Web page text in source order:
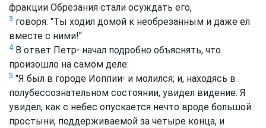
фракции Обрезания стали осуждать его,
3 говоря: "Ты ходил домой к необрезанным и даже ел
вместе с ними!"
4В ответ Петр* начал подробно объяснять, что
произошло на самом деле:
5 "Я был в городе Иоппии* и молился; и, находясь в
полубессознательном состоянии, увидел видение. Я
увидел, как с небес опускается нечто вроде большой
простыни, поддерживаемой за четыре конца, и